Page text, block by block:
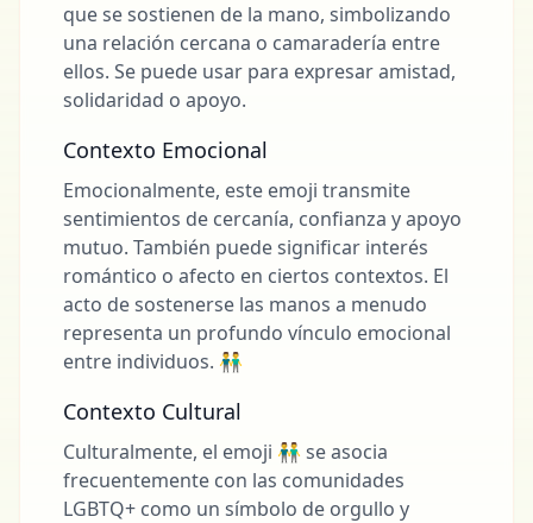
que se sostienen de la mano, simbolizando
una relación cercana o camaradería entre
ellos. Se puede usar para expresar amistad,
solidaridad o apoyo.
Contexto Emocional
Emocionalmente, este emoji transmite
sentimientos de cercanía, confianza y apoyo
mutuo. También puede significar interés
romántico o afecto en ciertos contextos. El
acto de sostenerse las manos a menudo
representa un profundo vínculo emocional
entre individuos. 👬
Contexto Cultural
Culturalmente, el emoji 👬 se asocia
frecuentemente con las comunidades
LGBTQ+ como un símbolo de orgullo y